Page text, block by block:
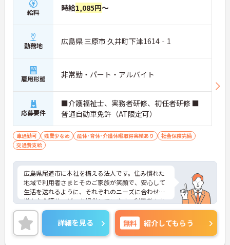
給料 時給1,085円～
勤務地 広島県 三原市 久井町下津1614‐1
雇用形態 非常勤・パート・アルバイト
応募要件
■介護福祉士、実務者研修、初任者研修 ■
普通自動車免許（AT限定可）
車通勤可 残業少なめ 産休･育休･介護休暇取得実績あり
社会保険完備
交通費支給
広島県尾道市に本社を構える法人です。住み慣れた
地域で利用者さまとそのご家族が笑顔で、安心して
生活を送れるように、それぞれのニーズに合わせた
様々な介護サービスを提供しています。利用者さま
一人ひとりの生活ペースや価値観を大切にしなが
ら、丁寧なサポートを心がけています。
詳細を見る 無料 紹介してもらう